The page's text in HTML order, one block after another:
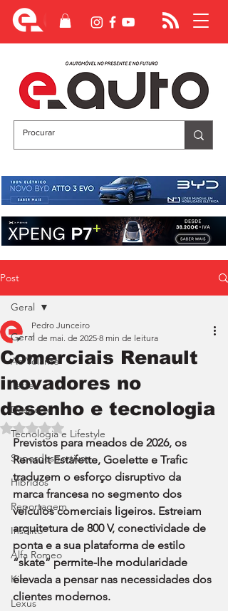
Post
Geral
Ao Volante
Teste
Desporto
Tecnologia e Lifestyle
Superdesportivos
Híbridos
Reportagem
Insólito
Alfa Romeo
Kia
Lexus
Geral
Comerciais Renault
inovadores no
desenho e tecnologia
Pedro Junceiro
1 de mai. de 2025 8 min de leitura
Avaliado com NaN de 5 estrelas.
Previstos para meados de 2026, os
Renault Estafette, Goelette e Trafic
traduzem o esforço disruptivo da
marca francesa no segmento dos
veículos comerciais ligeiros. Estreiam
arquitetura de 800 V, conectividade de
ponta e a sua plataforma de estilo
“skate” permite-lhe modularidade
elevada a pensar nas necessidades dos
clientes modernos.